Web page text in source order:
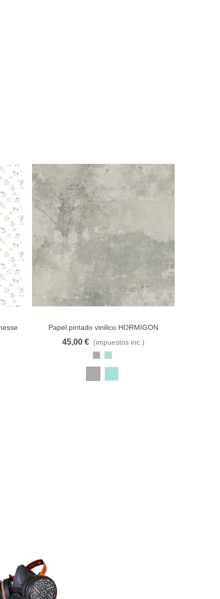
Añadir al carrito A lista de deseos
Papel pintado vinilico HORMIGON
45,00 € (impuestos inc.)